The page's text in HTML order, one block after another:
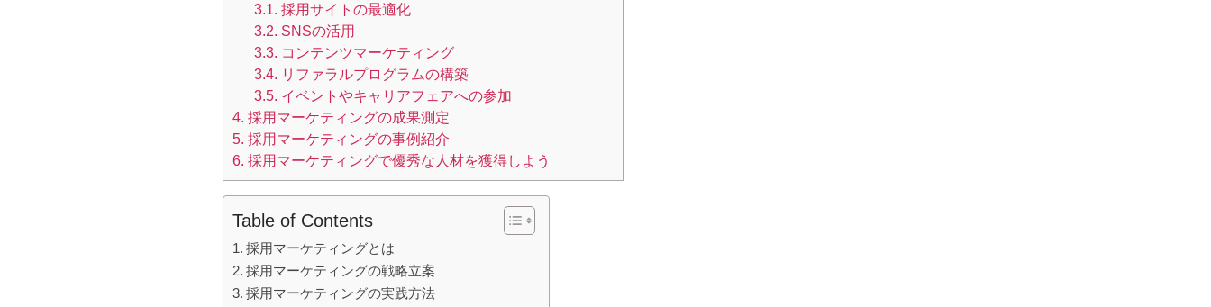
3.1. 採用サイトの最適化
3.2. SNSの活用
3.3. コンテンツマーケティング
3.4. リファラルプログラムの構築
3.5. イベントやキャリアフェアへの参加
4. 採用マーケティングの成果測定
5. 採用マーケティングの事例紹介
6. 採用マーケティングで優秀な人材を獲得しよう
Table of Contents
採用マーケティングとは
採用マーケティングの戦略立案
採用マーケティングの実践方法